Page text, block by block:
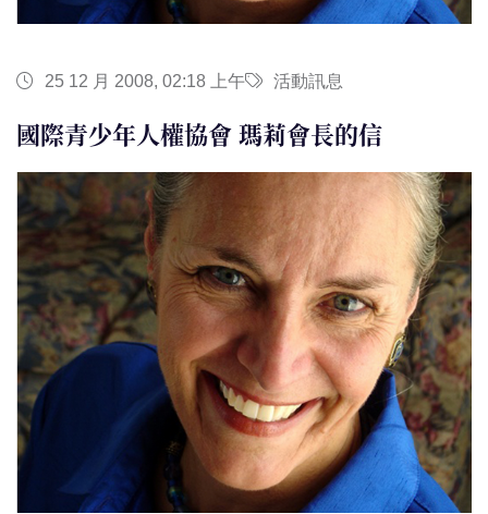
25 12 月 2008, 02:18 上午 活動訊息
國際青少年人權協會 瑪莉會長的信